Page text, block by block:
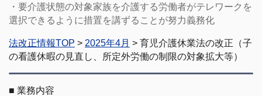
・要介護状態の対象家族を介護する労働者がテレワークを
選択できるように措置を講ずることが努力義務化
法改正情報TOP > 2025年4月 > 育児介護休業法の改正（子
の看護休暇の見直し、所定外労働の制限の対象拡大等）
■ 業務内容